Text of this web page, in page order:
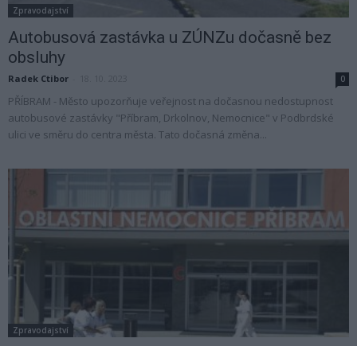
Zpravodajství
Autobusová zastávka u ZÚNZu dočasně bez
obsluhy
Radek Ctibor 0
PŘÍBRAM - Město upozorňuje veřejnost na dočasnou nedostupnost
autobusové zastávky "Příbram, Drkolnov, Nemocnice" v Podbrdské
ulici ve směru do centra města. Tato dočasná změna...
Zpravodajství